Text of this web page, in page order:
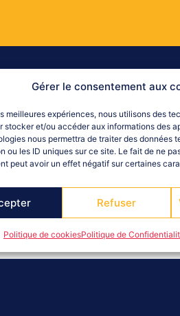
Gérer le consentement aux
meilleures expériences, nous utilisons des
stocker et/ou accéder aux informations des
nous permettra de traiter des données
ou les ID uniques sur ce site. Le fait de ne
peut avoir un effet négatif sur certaines
Refuser
Politique de cookiesPolitique de
RETOUR ARBITR'ALPES